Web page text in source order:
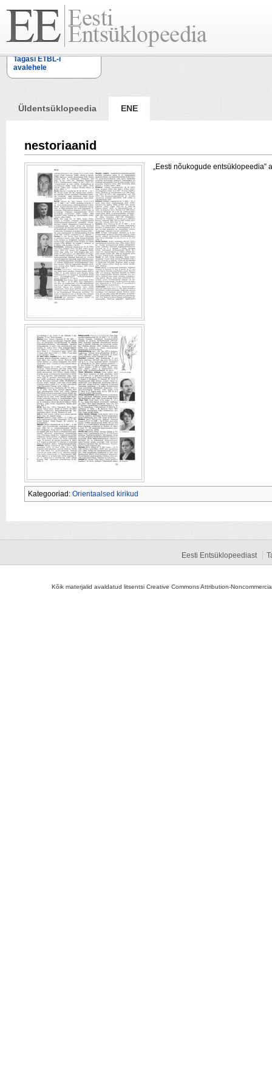
Tagasi ETBL-i
avalehele
Üldentsüklopeedia ENE
nestoriaanid
„Eesti nõukogude entsüklopeedia”
Kategooriad: Orientaalsed kirikud
Eesti Entsüklopeediast
Kõik materjalid avaldatud litsentsi Creative Commons Attribution-